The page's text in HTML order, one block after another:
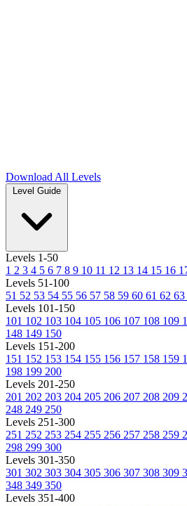
Download All Levels
Level Guide
Levels 1-50
1 2 3 4 5 6 7 8 9 10 11 12 13 14 15 16
Levels 51-100
51 52 53 54 55 56 57 58 59 60 61 62 63
Levels 101-150
101 102 103 104 105 106 107 108 109
148 149 150
Levels 151-200
151 152 153 154 155 156 157 158 159
198 199 200
Levels 201-250
201 202 203 204 205 206 207 208 209
248 249 250
Levels 251-300
251 252 253 254 255 256 257 258 259
298 299 300
Levels 301-350
301 302 303 304 305 306 307 308 309
348 349 350
Levels 351-400